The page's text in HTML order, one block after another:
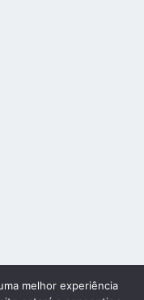
melhor experiência